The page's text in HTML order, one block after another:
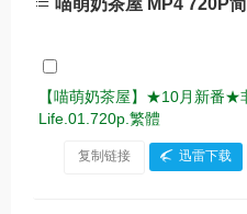
【喵萌奶茶屋】★10月新番★
Life.01.720p.繁體
复制链接 迅雷下载